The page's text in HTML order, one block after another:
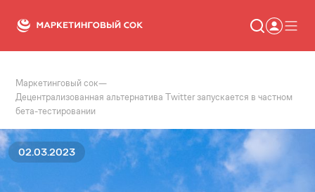
Статьи
Новости
Словарь
Консалтинг
Маркетинговый сок—
Децентрализованная альтернатива Twitter запускается в частном
бета-тестировании
02.03.2023